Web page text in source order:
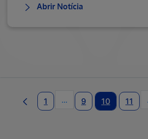
Abrir Notícia
1 ...Páginas
9 10 11